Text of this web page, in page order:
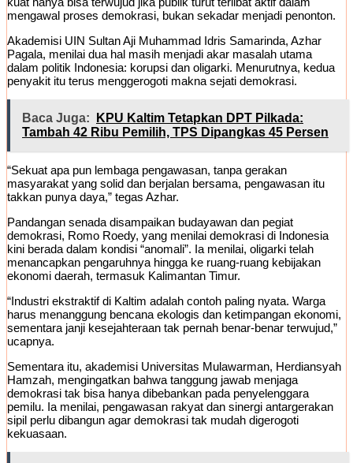
mengawal proses demokrasi, bukan sekadar menjadi penonton.
Akademisi UIN Sultan Aji Muhammad Idris Samarinda, Azhar
Pagala, menilai dua hal masih menjadi akar masalah utama
dalam politik Indonesia: korupsi dan oligarki. Menurutnya, kedua
penyakit itu terus menggerogoti makna sejati demokrasi.
Baca Juga:
KPU Kaltim Tetapkan DPT Pilkada:
Tambah 42 Ribu Pemilih, TPS Dipangkas 45 Persen
“Sekuat apa pun lembaga pengawasan, tanpa gerakan
masyarakat yang solid dan berjalan bersama, pengawasan itu
takkan punya daya,” tegas Azhar.
Pandangan senada disampaikan budayawan dan pegiat
demokrasi, Romo Roedy, yang menilai demokrasi di Indonesia
kini berada dalam kondisi “anomali”. Ia menilai, oligarki telah
menancapkan pengaruhnya hingga ke ruang-ruang kebijakan
ekonomi daerah, termasuk Kalimantan Timur.
“Industri ekstraktif di Kaltim adalah contoh paling nyata. Warga
harus menanggung bencana ekologis dan ketimpangan ekonomi,
sementara janji kesejahteraan tak pernah benar-benar terwujud,”
ucapnya.
Sementara itu, akademisi Universitas Mulawarman, Herdiansyah
Hamzah, mengingatkan bahwa tanggung jawab menjaga
demokrasi tak bisa hanya dibebankan pada penyelenggara
pemilu. Ia menilai, pengawasan rakyat dan sinergi antargerakan
sipil perlu dibangun agar demokrasi tak mudah digerogoti
kekuasaan.